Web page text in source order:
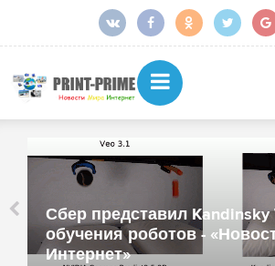
Сбер представил Kandinsky
обучения роботов -
Интернет»